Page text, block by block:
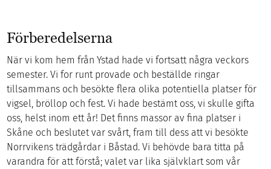
Förberedelserna
När vi kom hem från Ystad hade vi fortsatt några veckors
semester. Vi for runt provade och beställde ringar
tillsammans och besökte flera olika potentiella platser för
vigsel, bröllop och fest. Vi hade bestämt oss, vi skulle gifta
oss, helst inom ett år! Det finns massor av fina platser i
Skåne och beslutet var svårt, fram till dess att vi besökte
Norrvikens trädgårdar i Båstad. Vi behövde bara titta på
varandra för att förstå; valet var lika självklart som vår